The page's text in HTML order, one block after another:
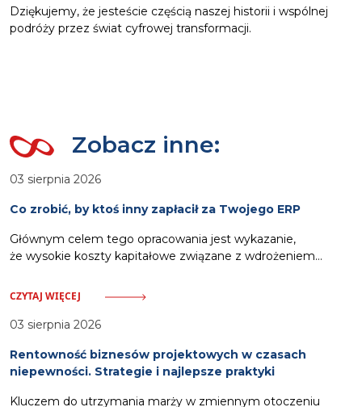
Dziękujemy, że jesteście częścią naszej historii i wspólnej
podróży przez świat cyfrowej transformacji.
Zobacz inne:
03 sierpnia 2026
Co zrobić, by ktoś inny zapłacił za Twojego ERP
Głównym celem tego opracowania jest wykazanie,
że wysokie koszty kapitałowe związane z wdrożeniem
budżetu przedsiębiorstwa. Odpowiednia strategia pozwala
na wykorzystanie zewnętrznych ścieżek finansowania.
Zalicza się do nich pozyskanie dotacji celowych
włączenie kosztów systemu w strukturę usług oferowanych
klientom oraz zastosowanie partnerskich modeli rozliczeń.
CZYTAJ WIĘCEJ
03 sierpnia 2026
Rentowność biznesów projektowych w czasach
niepewności. Strategie i najlepsze praktyki
Kluczem do utrzymania marży w zmiennym otoczeniu